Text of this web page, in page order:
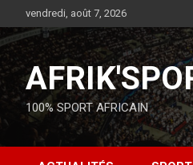
vendredi, août 7, 2026
100% SPORT AFRICAIN